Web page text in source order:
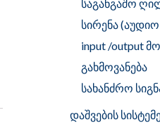
საგანგაშო
სირენა
input /output
გახმოვანება
სახანძრო
დაშვების